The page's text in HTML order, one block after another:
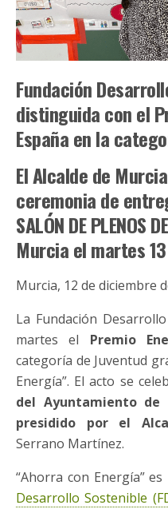
Fundación
distinguida con el
España en la
El Alcalde de
ceremonia de
SALÓN DE PLENOS
Murcia el martes
Murcia, 12 de diciembre
La Fundación
martes el Premio
categoría de Juventud
Energía”. El acto se
del Ayuntamiento de
presidido por el
Serrano Martínez.
“Ahorra con Energía”
Desarrollo Sostenible